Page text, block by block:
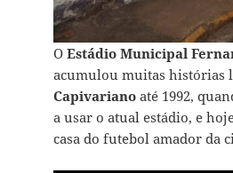
O Estádio Municipal
acumulou muitas histórias
Capivarianoaté 1992,
a usar o atual estádio, e
casa do futebol amador da